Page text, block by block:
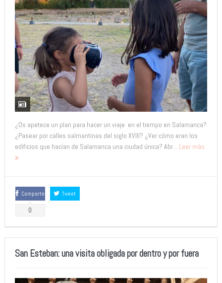
¿Os apetece un plan para hacer un viaje en el tiempo en Salamanca?
¿Pasear por calles salmantinas del siglo XVIII? ¿Ver cómo eran los
edificios que hacían de Salamanca una ciudad única? Abr... Leer más
Comparte
0
Tweet
San Esteban: una visita obligada por dentro y por fuera